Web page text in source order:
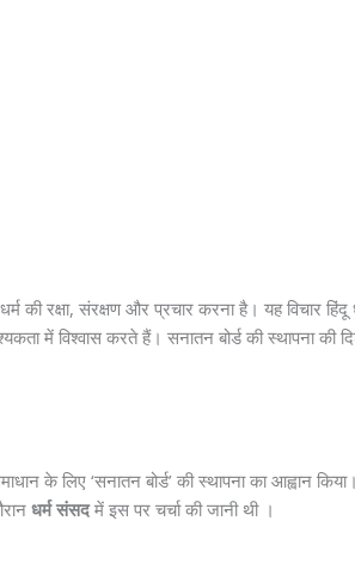
की रक्षा, संरक्षण और प्रचार करना है। यह विचार हिंदू
में विश्वास करते हैं। सनातन बोर्ड की स्थापना
के लिए ‘सनातन बोर्ड’ की स्थापना का आह्वान किया।
धर्म संसदमें इस पर चर्चा की जानी थी ।